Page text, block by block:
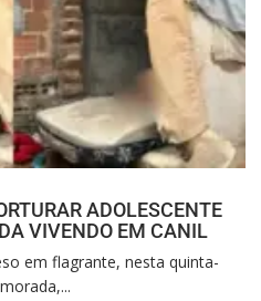
ADOLESCENTE
VIVENDO EM CANIL
em flagrante, nesta quinta-